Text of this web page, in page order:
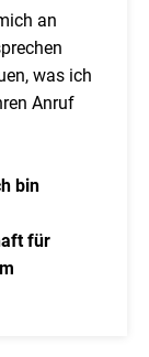
an
was ich
Anruf
bin
für